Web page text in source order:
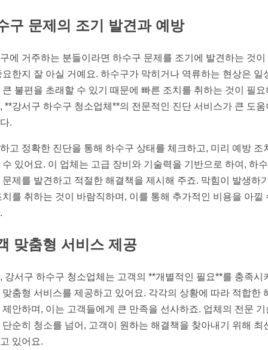
구 문제의 조기 발견과 예방
에 거주하는 분들이라면 하수구 문제를 조기에 발견하는 것이
요한지 잘 아실 거예요. 하수구가 막히거나 역류하는 현상은 일
큰 불편을 초래할 수 있기 때문에 빠른 조치를 취하는 것이 필요
**강서구 하수구 청소업체**의 전문적인 진단 서비스가 큰 도움
.
고 정확한 진단을 통해 하수구 상태를 체크하고, 미리 예방 조
수 있어요. 이 업체는 고급 장비와 기술력을 기반으로 하여, 하
문제를 발견하고 적절한 해결책을 제시해 주죠. 막힘이 발생하
치를 취하는 것이 바람직하며, 이를 통해 추가적인 비용을 아낄
맞춤형 서비스 제공
강서구 하수구 청소업체는 고객의 **개별적인 필요**를 충족시
맞춤형 서비스를 제공하고 있어요. 각각의 상황에 따라 적합한
제안하며, 이는 고객들에게 큰 만족을 선사하죠. 업체의 전문 기
단순히 청소를 넘어, 고객이 원하는 해결책을 찾아내기 위해 최
있어요.